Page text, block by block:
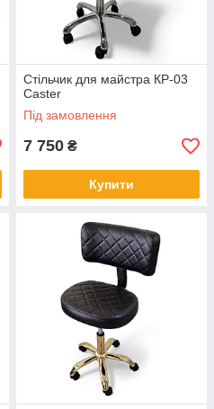
Стільчик для майстра КР-03
Caster
Під замовлення
7 750 ₴
Купити